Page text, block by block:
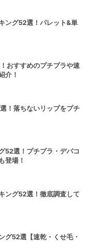
ング52選！パレット&単
おすすめのプチプラや速
介！
！落ちないリップをプチ
52選！プチプラ・デパコ
登場！
ング52選！徹底調査して
グ52選【速乾・くせ毛・